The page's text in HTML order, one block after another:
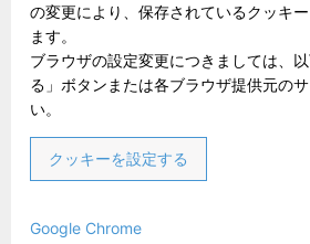
の変更により、保存されているクッキ
ます。
ブラウザの設定変更につきましては、
る」ボタンまたは各ブラウザ提供元の
い。
クッキーを設定する
Google Chrome